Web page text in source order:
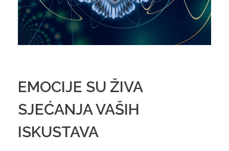
EMOCIJE SU ŽIVA
SJEĆANJA VAŠIH
ISKUSTAVA